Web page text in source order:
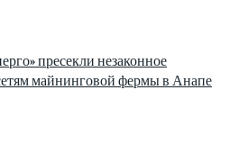
пресекли незаконное
майнинговой фермы в Анапе